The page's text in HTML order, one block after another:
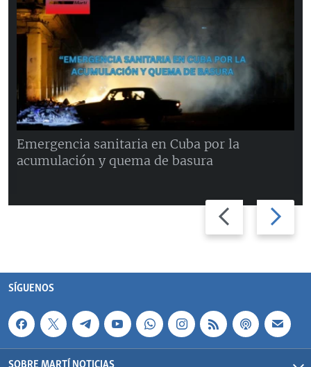
Previous
slide
Next
slide
Emergencia sanitaria en Cuba por la
acumulación y quema de basura
SÍGUENOS